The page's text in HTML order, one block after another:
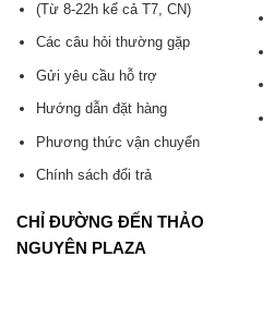
(Từ 8-22h kể cả T7, CN)
Các câu hỏi thường gặp
Gửi yêu cầu hỗ trợ
Hướng dẫn đặt hàng
Phương thức vận chuyển
Chính sách đổi trả
CHỈ ĐƯỜNG ĐẾN THẢO
NGUYÊN PLAZA